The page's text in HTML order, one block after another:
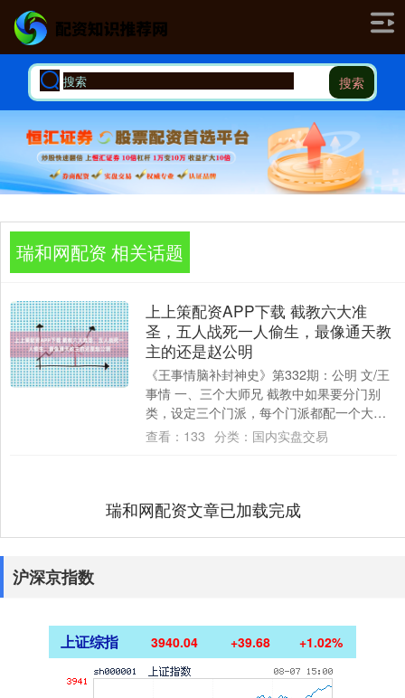
搜索
瑞和网配资 相关话题
上上策配资APP下载 截教六大准
圣，五人战死一人偷生，最像通天教
主的还是赵公明
《王事情脑补封神史》第332期：公明 文/王
事情 一、三个大师兄 截教中如果要分门别
类，设定三个门派，每个门派都配一个大师
兄，那赵公明必定是其中一位。 论截教的....
查看： 133 分类： 国内实盘交易
瑞和网配资文章已加载完成
沪深京指数
上证综指 3940.04 +39.68 +1.02%